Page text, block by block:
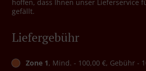
hoffen, dass Ihnen unser Lieferservice
gefällt.
Liefergebühr
Zone 1, Mind. - 100,00 €, Gebühr -